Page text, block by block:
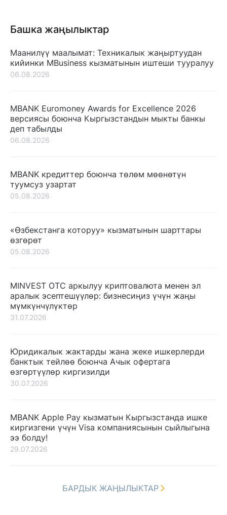
Башка жаңылыктар
Маанилүү маалымат: Техникалык жаңыртуудан
кийинки MBusiness кызматынын иштеши тууралуу
06.08.2026
MBANK Euromoney Awards for Excellence 2026
версиясы боюнча Кыргызстандын мыкты банкы
деп табылды
06.08.2026
MBANK кредиттер боюнча төлөм мөөнөтүн
туумсуз узартат
05.08.2026
«Өзбекстанга которуу» кызматынын шарттары
өзгөрөт
05.08.2026
MINVEST OTC аркылуу криптовалюта менен эл
аралык эсептешүүлөр: бизнесиңиз үчүн жаңы
мүмкүнчүлүктөр
31.07.2026
Юридикалык жактарды жана жеке ишкерлерди
банктык тейлөө боюнча Ачык офертага
өзгөртүүлөр киргизилди
30.07.2026
MBANK Apple Pay кызматын Кыргызстанда ишке
киргизгени үчүн Visa компаниясынын сыйлыгына
ээ болду!
29.07.2026
БАРДЫК ЖАҢЫЛЫКТАР